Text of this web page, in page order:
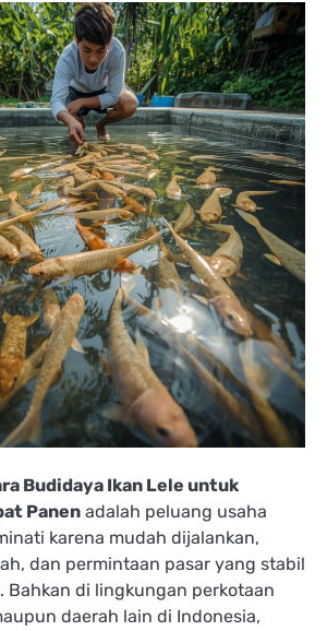
Budidaya Ikan Lele untuk
Panen adalah peluang usaha
karena mudah dijalankan,
dan permintaan pasar yang stabil
Bahkan di lingkungan perkotaan
daerah lain di Indonesia,